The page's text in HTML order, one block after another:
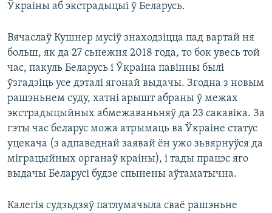
Ўкраіны аб экстрадыцыі ў Беларусь.
Вячаслаў Кушнер мусіў знаходзіцца пад вартай ня
больш, як да 27 сьнежня 2018 года, то бок увесь той
час, пакуль Беларусь і Ўкраіна павінны былі
ўзгадзіць усе дэталі ягонай выдачы. Згодна з новым
рашэньнем суду, хатні арышт абраны ў межах
экстрадыцыйных абмежаваньняў да 23 сакавіка. За
гэты час беларус можа атрымаць ва Ўкраіне статус
уцекача (з адпаведнай заявай ён ужо зьвярнуўся да
міграцыйных органаў краіны), і тады працэс яго
выдачы Беларусі будзе спынены аўтаматычна.
Калегія судзьдзяў патлумачыла сваё рашэньне